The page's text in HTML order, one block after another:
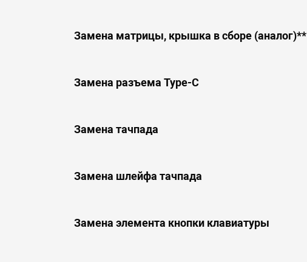
Замена матрицы, крышка в сборе (аналог)**
Замена разъема Type-C
Замена тачпада
Замена шлейфа тачпада
Замена элемента кнопки клавиатуры